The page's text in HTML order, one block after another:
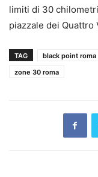
limiti di 30
piazzale dei Quattro
TAG black point roma
zone 30 roma